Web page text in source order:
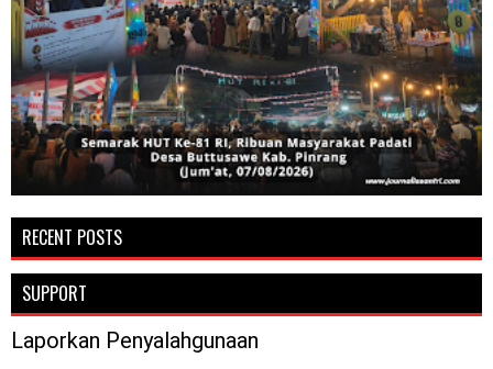
RECENT POSTS
SUPPORT
Laporkan Penyalahgunaan